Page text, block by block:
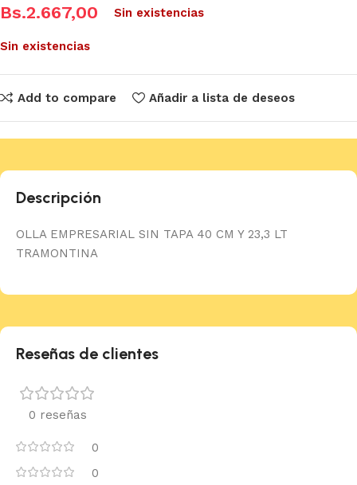
Bs.2.667,00 Sin existencias
Sin existencias
Add to compare Añadir a lista de deseos
Descripción
OLLA EMPRESARIAL SIN TAPA 40 CM Y 23,3 LT
TRAMONTINA
Reseñas de clientes
0 reseñas
0
0